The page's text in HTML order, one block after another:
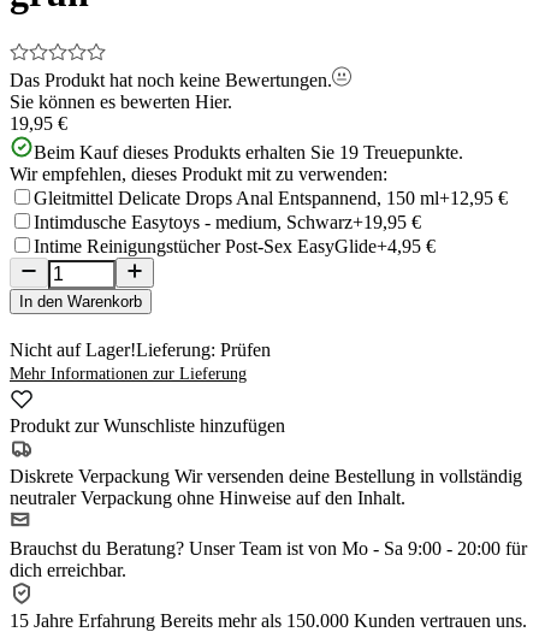
Das Produkt hat noch keine Bewertungen.
Sie können es bewerten Hier.
19,95 €
Beim Kauf dieses Produkts erhalten Sie 19 Treuepunkte.
Wir empfehlen, dieses Produkt mit zu verwenden:
Gleitmittel Delicate Drops Anal Entspannend, 150 ml+12,95 €
Intimdusche Easytoys - medium, Schwarz+19,95 €
Intime Reinigungstücher Post-Sex EasyGlide+4,95 €
In den Warenkorb
Nicht auf Lager!Lieferung: Prüfen
Mehr Informationen zur Lieferung
Produkt zur Wunschliste hinzufügen
Diskrete Verpackung Wir versenden deine Bestellung in vollständig
neutraler Verpackung ohne Hinweise auf den Inhalt.
Brauchst du Beratung? Unser Team ist von Mo - Sa 9:00 - 20:00 für
dich erreichbar.
15 Jahre Erfahrung Bereits mehr als 150.000 Kunden vertrauen uns.